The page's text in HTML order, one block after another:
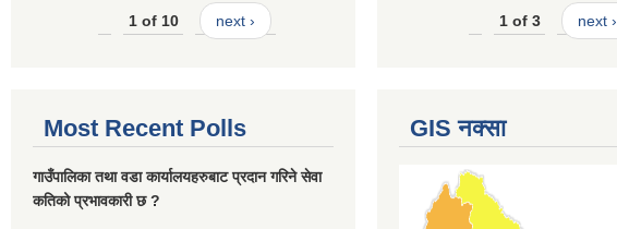
1 of 10 next › 1 of 3 next ›
Most Recent Polls
गाउँपालिका तथा वडा कार्यालयहरुबाट प्रदान गरिने सेवा
कतिको प्रभावकारी छ ?
GIS नक्सा